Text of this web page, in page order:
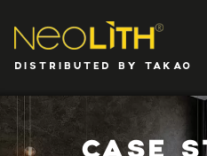
DISTRIBUTED BY TAKAO